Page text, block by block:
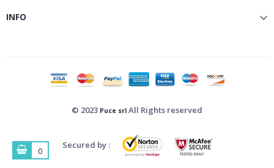
INFO 
© 2023 Puce srl All Rights reserved
Secured by :
0